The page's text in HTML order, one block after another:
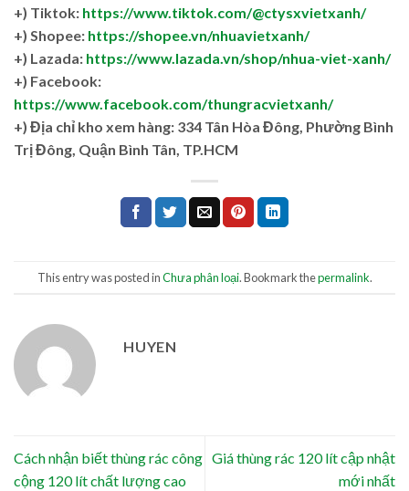
+) Tiktok: https://www.tiktok.com/@ctysxvietxanh/
+) Shopee: https://shopee.vn/nhuavietxanh/
+) Lazada: https://www.lazada.vn/shop/nhua-viet-xanh/
+) Facebook:
https://www.facebook.com/thungracvietxanh/
+) Địa chỉ kho xem hàng: 334 Tân Hòa Đông, Phường Bình
Trị Đông, Quận Bình Tân, TP.HCM
This entry was posted inChưa phân loại. Bookmark thepermalink.
HUYEN
Cách nhận biết thùng rác công
cộng 120 lít chất lượng cao
Giá thùng rác 120 lít cập nhật
mới nhất